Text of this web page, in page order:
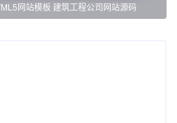
网站模板 建筑工程公司网站源码